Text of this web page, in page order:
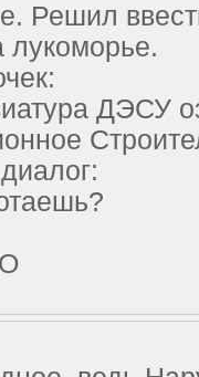
Решил
лукоморье.
ДЭСУ